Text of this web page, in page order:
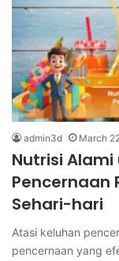
admin3d March
Nutrisi
Pencernaan
Sehari-hari
Atasi keluhan
pencernaan yang